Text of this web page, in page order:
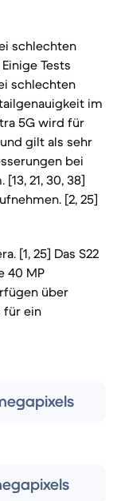
schlechten
Tests
schlechten
im
5G wird für
gilt als sehr
bei
21, 30, 38]
[2, 25]
[1, 25] Das S22
40 MP
über
für ein